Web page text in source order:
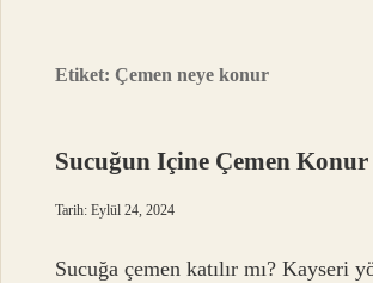
Etiket:Çemen neye konur
Sucuğun Içine Çemen
Tarih: Eylül 24, 2024
Sucuğa çemen katılır mı? Kayseri